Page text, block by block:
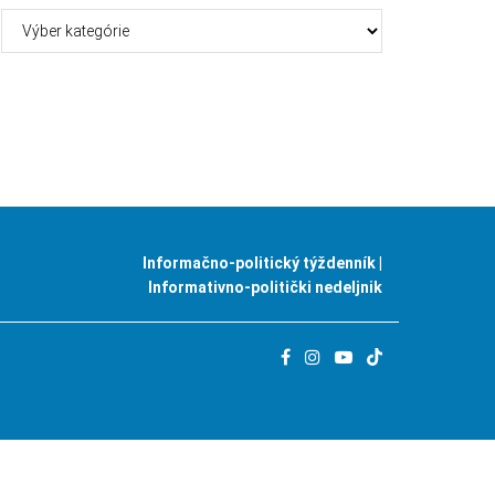
Informačno-politický týždenník |
Informativno-politički nedeljnik